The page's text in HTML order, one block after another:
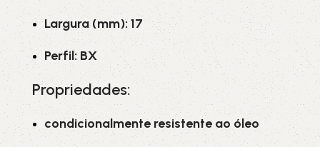
Largura (mm): 17
Perfil: BX
Propriedades:
condicionalmente resistente ao óleo